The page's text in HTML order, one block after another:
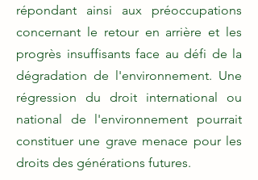
répondant ainsi aux préoccupations
concernant le retour en arrière et les
progrès insuffisants face au défi de la
dégradation de l'environnement. Une
régression du droit international ou
national de l'environnement pourrait
constituer une grave menace pour les
droits des générations futures.